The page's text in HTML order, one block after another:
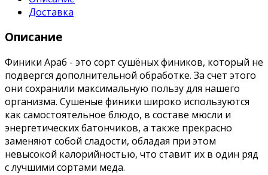
Доставка
Описание
Финики Араб - это сорт сушёных фиников, который не
подвергся дополнительной обработке. За счет этого
они сохранили максимальную пользу для нашего
организма. Сушеные финики широко используются
как самостоятельное блюдо, в составе мюсли и
энергетических батончиков, а также прекрасно
заменяют собой сладости, обладая при этом
невысокой калорийностью, что ставит их в один ряд
с лучшими сортами меда.